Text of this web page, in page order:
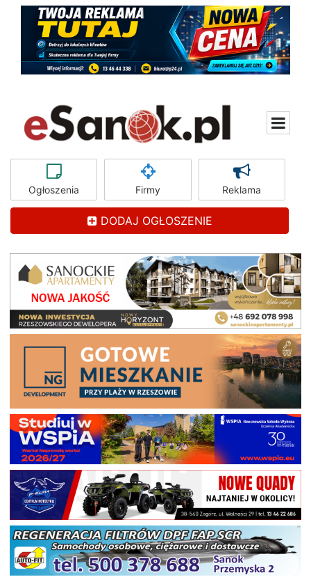
Ogłoszenia Firmy Reklama
DODAJ OGŁOSZENIE